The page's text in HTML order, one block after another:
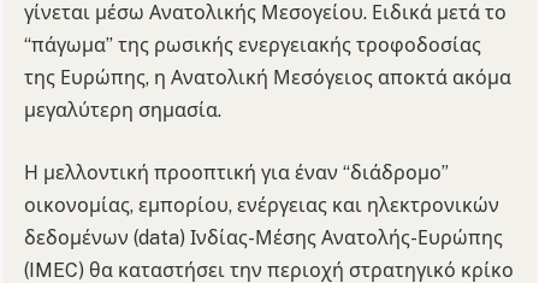
γίνεται μέσω Ανατολικής Μεσογείου. Ειδικά μετά το
“πάγωμα” της ρωσικής ενεργειακής τροφοδοσίας
της Ευρώπης, η Ανατολική Μεσόγειος αποκτά ακόμα
μεγαλύτερη σημασία.
Η μελλοντική προοπτική για έναν “διάδρομο”
οικονομίας, εμπορίου, ενέργειας και ηλεκτρονικών
δεδομένων (data) Ινδίας-Μέσης Ανατολής-Ευρώπης
(IMEC) θα καταστήσει την περιοχή στρατηγικό κρίκο